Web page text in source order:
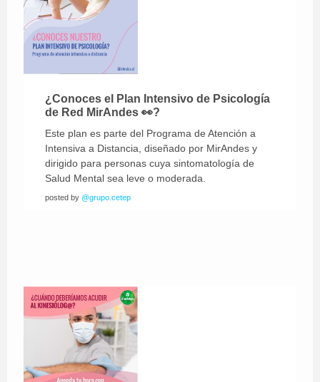
¿Conoces el Plan Intensivo de Psicología
de Red MirAndes 👀?
Este plan es parte del Programa de Atención a
Intensiva a Distancia, diseñado por MirAndes y
dirigido para personas cuya sintomatología de
Salud Mental sea leve o moderada.
posted by @grupo.cetep